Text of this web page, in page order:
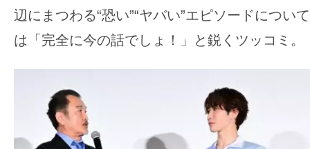
辺にまつわる“恐い”“ヤバい”エピソードについ
は「完全に今の話でしょ！」と鋭くツッコミ。